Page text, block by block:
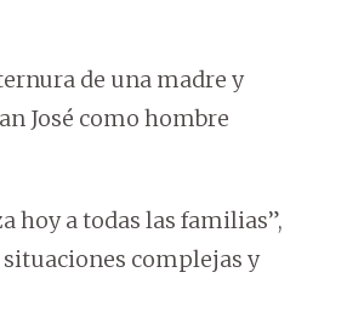
de una madre y
José como hombre
hoy a todas las familias”,
complejas y